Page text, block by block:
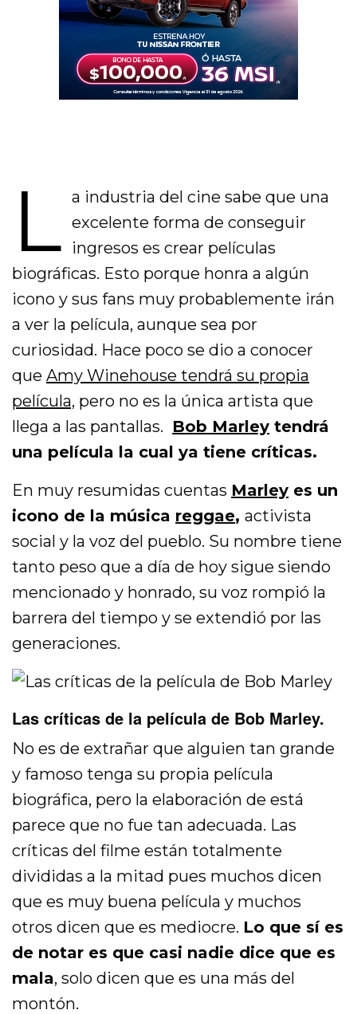
L a industria del cine sabe que una
excelente forma de conseguir
ingresos es crear películas
biográficas. Esto porque honra a algún
icono y sus fans muy probablemente irán
a ver la película, aunque sea por
curiosidad. Hace poco se dio a conocer
queAmy Winehouse tendrá su propia
película, pero no es la única artista que
llega a las pantallas. Bob Marley tendrá
una película la cual ya tiene críticas.
En muy resumidas cuentas Marley es un
icono de la música reggae,activista
social y la voz del pueblo. Su nombre tiene
tanto peso que a día de hoy sigue siendo
mencionado y honrado, su voz rompió la
barrera del tiempo y se extendió por las
generaciones.
Las críticas de la película de Bob Marley.
No es de extrañar que alguien tan grande
y famoso tenga su propia película
biográfica, pero la elaboración de está
parece que no fue tan adecuada. Las
críticas del filme están totalmente
divididas a la mitad pues muchos dicen
que es muy buena película y muchos
otros dicen que es mediocre. Lo que sí es
de notar es que casi nadie dice que es
mala, solo dicen que es una más del
montón.